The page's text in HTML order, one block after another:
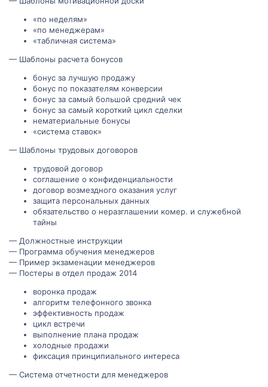
«по неделям»
«по менеджерам»
«табличная система»
— Шаблоны расчета бонусов
бонус за лучшую продажу
бонус по показателям конверсии
бонус за самый большой средний чек
бонус за самый короткий цикл сделки
нематериальные бонусы
«система ставок»
— Шаблоны трудовых договоров
трудовой договор
соглашение о конфиденциальности
договор возмездного оказания услуг
защита персональных данных
обязательство о неразглашении комер. и служебной
тайны
— Должностные инструкции
— Программа обучения менеджеров
— Пример экзаменации менеджеров
— Постеры в отдел продаж 2014
воронка продаж
алгоритм телефонного звонка
эффективность продаж
цикл встречи
выполнение плана продаж
холодные продажи
фиксация принципиального интереса
— Система отчетности для менеджеров